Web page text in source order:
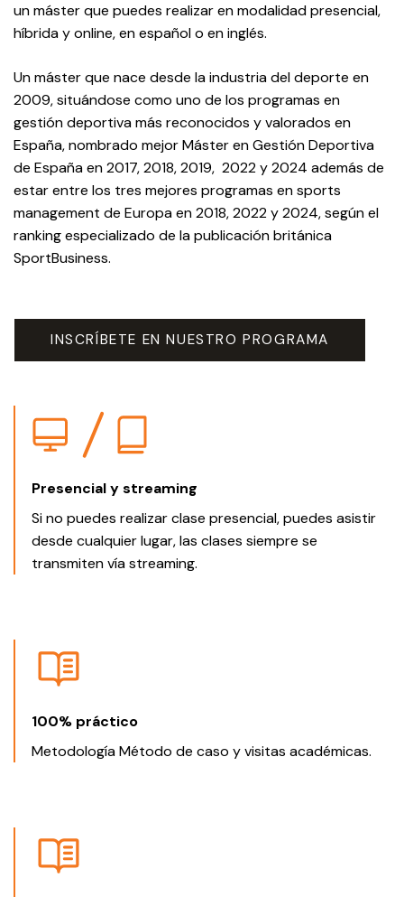
un máster que puedes realizar en modalidad presencial,
híbrida y online, en español o en inglés.
Un máster que nace desde la industria del deporte en
2009, situándose como uno de los programas en
gestión deportiva más reconocidos y valorados en
España, nombrado mejor Máster en Gestión Deportiva
de España en 2017, 2018, 2019, 2022 y 2024 además de
estar entre los tres mejores programas en sports
management de Europa en 2018, 2022 y 2024, según el
ranking especializado de la publicación británica
SportBusiness.
INSCRÍBETE EN NUESTRO PROGRAMA
Presencial y streaming
Si no puedes realizar clase presencial, puedes asistir
desde cualquier lugar, las clases siempre se
transmiten vía streaming.
100% práctico
Metodología Método de caso y visitas académicas.